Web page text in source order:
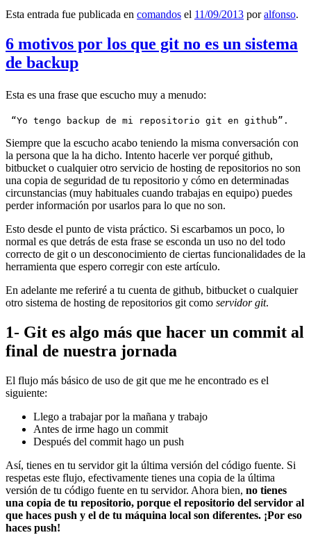
Esta entrada fue publicada en comandos el 11/09/2013 poralfonso.
6 motivos por los que git no es un sistema
de backup
Esta es una frase que escucho muy a menudo:
“Yo tengo backup de mi repositorio git en github”.
Siempre que la escucho acabo teniendo la misma conversación con
la persona que la ha dicho. Intento hacerle ver porqué github,
bitbucket o cualquier otro servicio de hosting de repositorios no son
una copia de seguridad de tu repositorio y cómo en determinadas
circunstancias (muy habituales cuando trabajas en equipo) puedes
perder información por usarlos para lo que no son.
Esto desde el punto de vista práctico. Si escarbamos un poco, lo
normal es que detrás de esta frase se esconda un uso no del todo
correcto de git o un desconocimiento de ciertas funcionalidades de la
herramienta que espero corregir con este artículo.
En adelante me referiré a tu cuenta de github, bitbucket o cualquier
otro sistema de hosting de repositorios git como servidor git.
1- Git es algo más que hacer un commit al
final de nuestra jornada
El flujo más básico de uso de git que me he encontrado es el
siguiente:
Llego a trabajar por la mañana y trabajo
Antes de irme hago un commit
Después del commit hago un push
Así, tienes en tu servidor git la última versión del código fuente. Si
respetas este flujo, efectivamente tienes una copia de la última
versión de tu código fuente en tu servidor. Ahora bien, no tienes
una copia de tu repositorio, porque el repositorio del servidor al
que haces push y el de tu máquina local son diferentes. ¡Por eso
haces push!